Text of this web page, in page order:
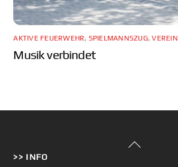
AKTIVE FEUERWEHR, SPIELMANNSZUG,VEREIN
Musik verbindet
Back
>> INFO